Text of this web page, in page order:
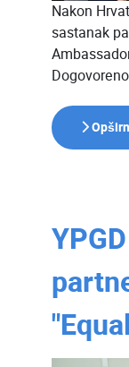
Nakon
sastanak